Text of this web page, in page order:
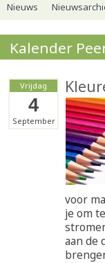
Nieuws
Kalender
Vrijdag
4
September
voor
je om
aan de